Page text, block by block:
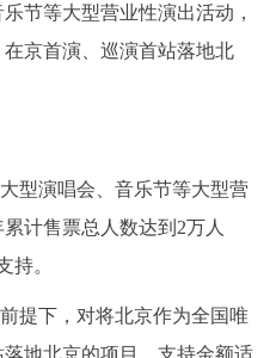
等大型营业性演出活动，
京首演、巡演首站落地北
演唱会、音乐节等大型营
计售票总人数达到2万人
持。
下，对将北京作为全国唯
地北京的项目，支持金额适